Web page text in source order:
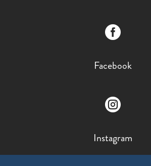

Facebook

Instagram